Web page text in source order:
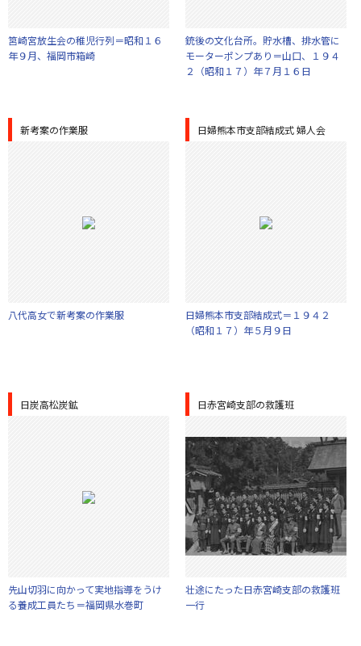
筥崎宮放生会の稚児行列＝昭和１６
年９月、福岡市箱崎
銃後の文化台所。貯水槽、排水管に
モーターポンプあり＝山口、１９４
２（昭和１７）年７月１６日
新考案の作業服
八代高女で新考案の作業服
日婦熊本市支部結成式 婦人会
日婦熊本市支部結成式＝１９４２
（昭和１７）年５月９日
日炭高松炭鉱
先山切羽に向かって実地指導をうけ
る養成工員たち＝福岡県水巻町
日赤宮崎支部の救護班
壮途にたった日赤宮崎支部の救護班
一行